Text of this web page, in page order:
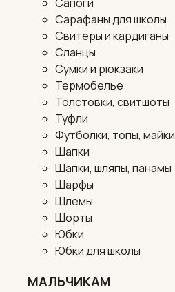
Сапоги
Сарафаны для школы
Свитеры и кардиганы
Сланцы
Сумки и рюкзаки
Термобелье
Толстовки, свитшоты
Туфли
Футболки, топы, майки
Шапки
Шапки, шляпы, панамы
Шарфы
Шлемы
Шорты
Юбки
Юбки для школы
МАЛЬЧИКАМ